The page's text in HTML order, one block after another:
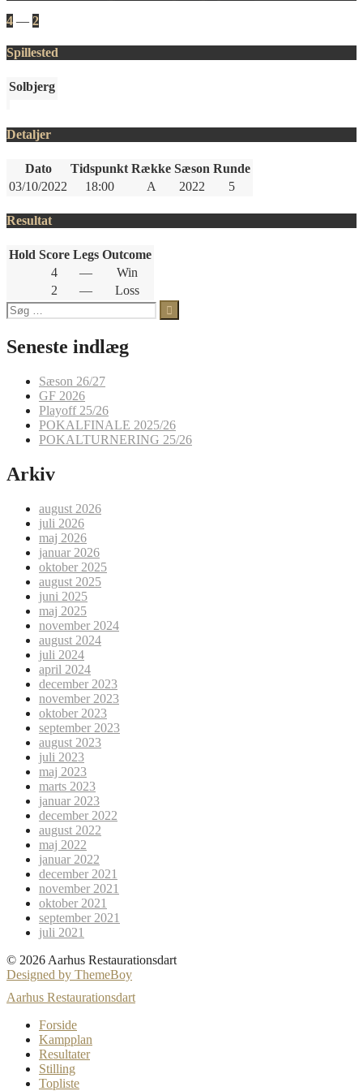
4 — 2
Spillested
Solbjerg
Detaljer
Dato Tidspunkt Række Sæson Runde
03/10/2022
18:00 A 2022 5
Resultat
Hold Score Legs Outcome
4
—
Win
2
—
Loss
Søg
efter:
Seneste indlæg
Sæson 26/27
GF 2026
Playoff 25/26
POKALFINALE 2025/26
POKALTURNERING 25/26
Arkiv
august 2026
juli 2026
maj 2026
januar 2026
oktober 2025
august 2025
juni 2025
maj 2025
november 2024
august 2024
juli 2024
april 2024
december 2023
november 2023
oktober 2023
september 2023
august 2023
juli 2023
maj 2023
marts 2023
januar 2023
december 2022
august 2022
maj 2022
januar 2022
december 2021
november 2021
oktober 2021
september 2021
juli 2021
© 2026 Aarhus Restaurationsdart
Designed by ThemeBoy
Aarhus Restaurationsdart
Forside
Kampplan
Resultater
Stilling
Topliste